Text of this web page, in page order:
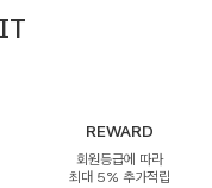
REWARD
회원등급에 따라
최대 5% 추가적립